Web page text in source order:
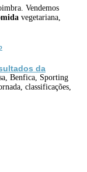
Vendemos
vegetariana,
da
Benfica, Sporting
classificações,